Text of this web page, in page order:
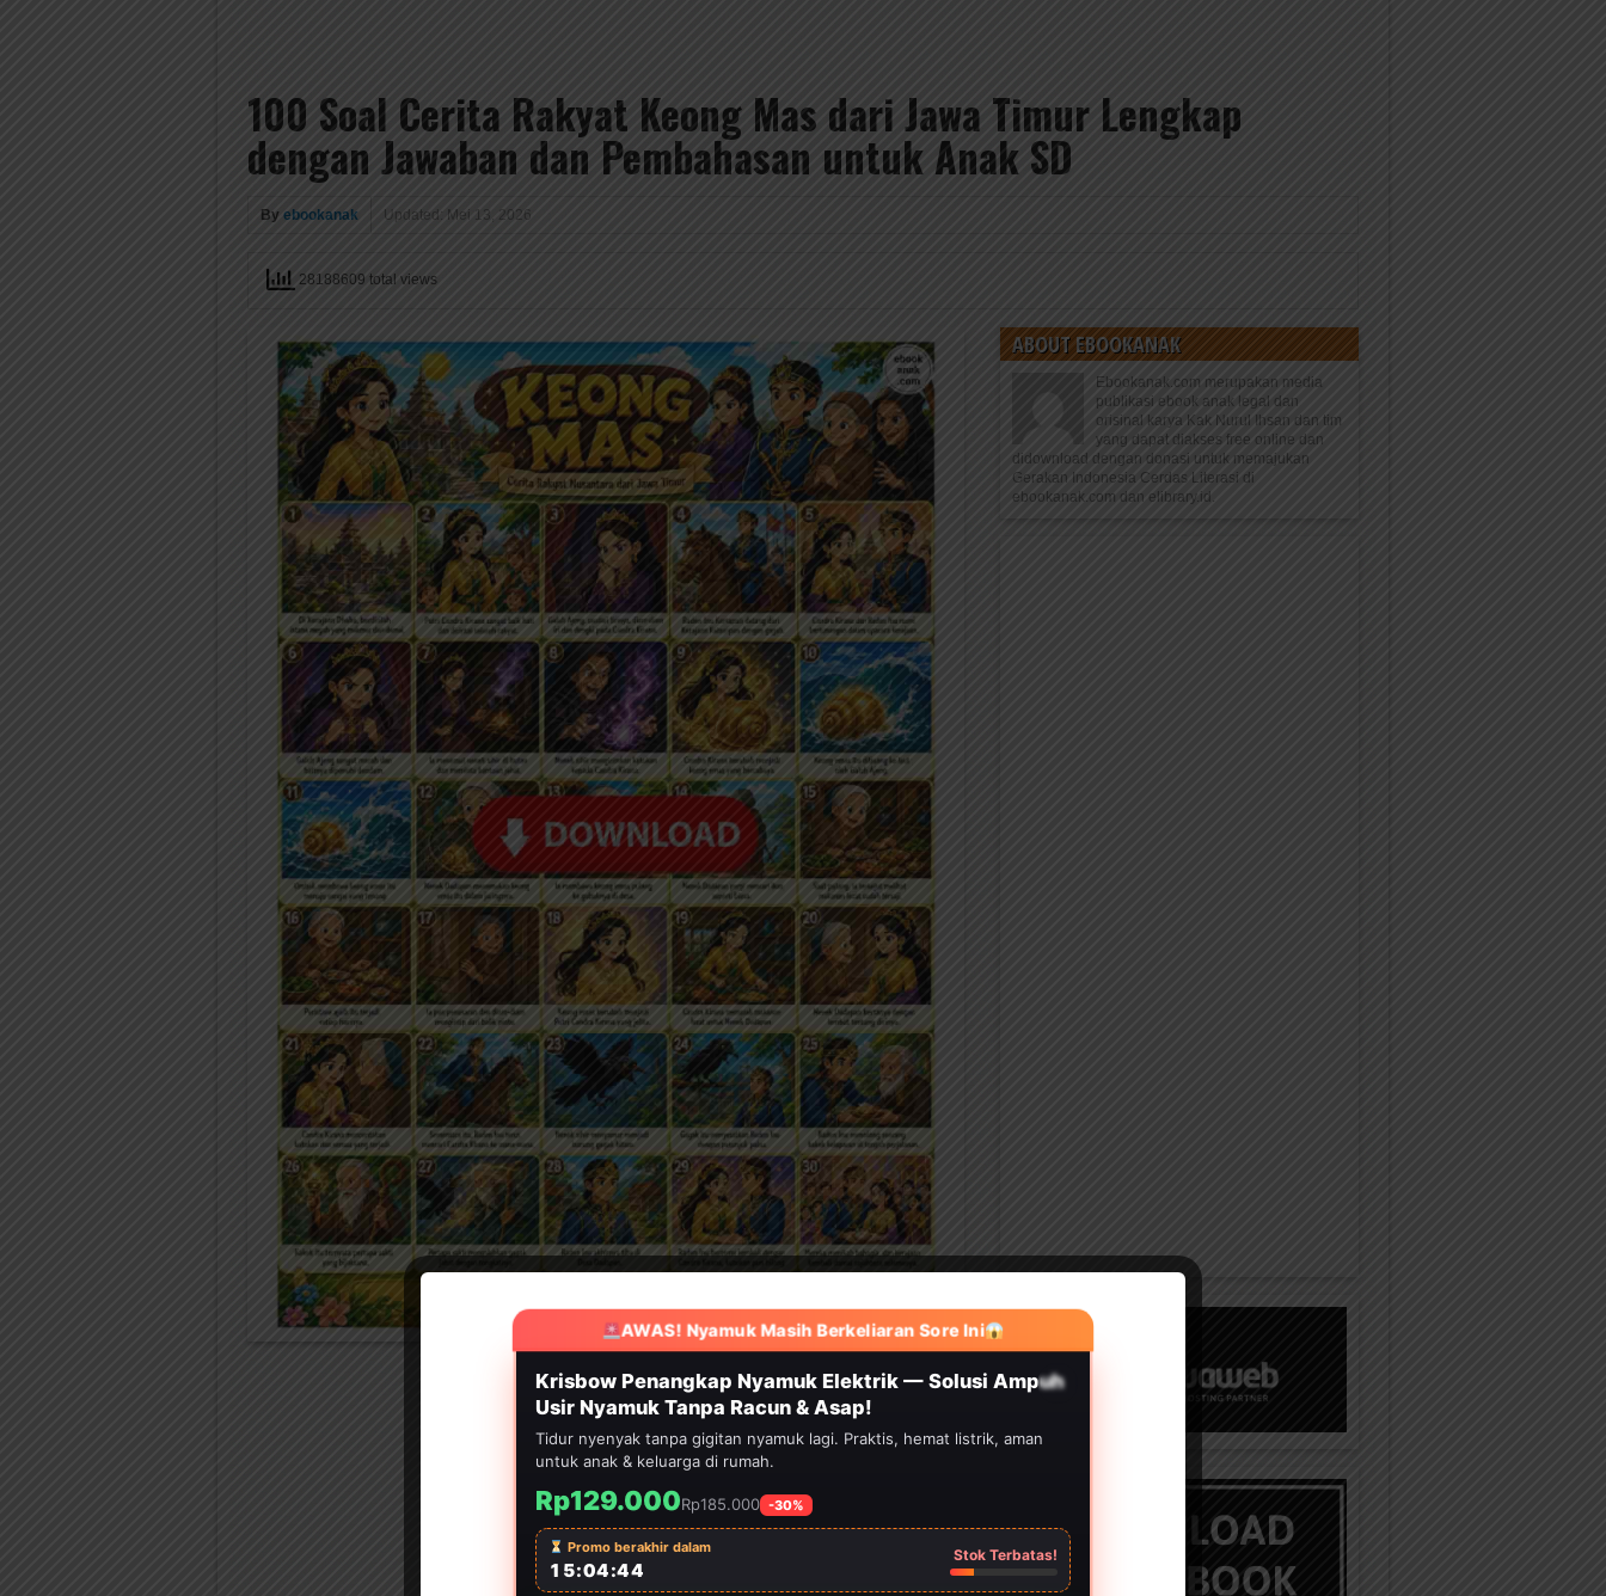
100 Soal Cerita Rakyat Keong Mas dari Jawa Timur Lengkap
dengan Jawaban dan Pembahasan untuk Anak SD
By ebookanak Updated: Mei 13, 2026
28188609 total views
ABOUT EBOOKANAK
Ebookanak.com merupakan media
publikasi ebook anak legal dan
orisinal karya Kak Nurul Ihsan dan tim
yang dapat diakses free online dan
didownload dengan donasi untuk memajukan
Gerakan Indonesia Cerdas Literasi di
ebookanak.com dan elibrary.id.
AWAS! Nyamuk Masih Berkeliaran Sore Ini
HEMAT 30%
Krisbow Penangkap Nyamuk Elektrik — Solusi Ampuh
Usir Nyamuk Tanpa Racun & Asap!
Tidur nyenyak tanpa gigitan nyamuk lagi. Praktis, hemat listrik, aman
untuk anak & keluarga di rumah.
Rp129.000Rp185.000 -30%
Promo berakhir dalam
15:04:42
Stok Terbatas!